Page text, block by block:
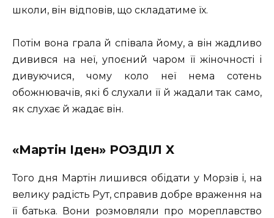
школи, він відповів, що складатиме їх.
Потім вона грала й співала йому, а він жадливо
дивився на неї, упоєний чаром її жіночності і
дивуючися, чому коло неї нема сотень
обожнювачів, які б слухали її й жадали так само,
як слухає й жадає він.
«Мартін Іден» РОЗДІЛ X
Того дня Мартін лишився обідати у Морзів і, на
велику радість Рут, справив добре враження на
її батька. Вони розмовляли про мореплавство